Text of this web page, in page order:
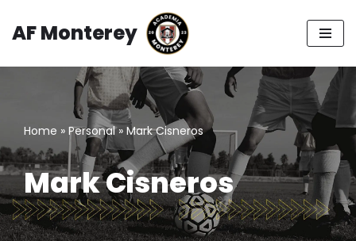
Saltar
AF Monterey
Home » Personal» Mark Cisneros
Mark Cisneros